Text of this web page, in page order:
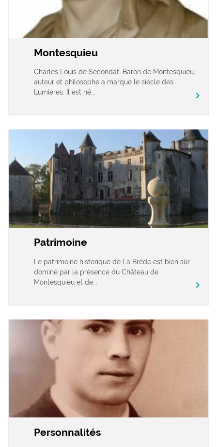
Montesquieu
Charles Louis de Secondat, Baron de Montesquieu,
auteur et philosophe a marqué le siècle des
Lumières. Il est né...
chevron_right
Patrimoine
Le patrimoine historique de La Brède est bien sûr
dominé par la présence du Château de
Montesquieu et de...
chevron_right
Personnalités